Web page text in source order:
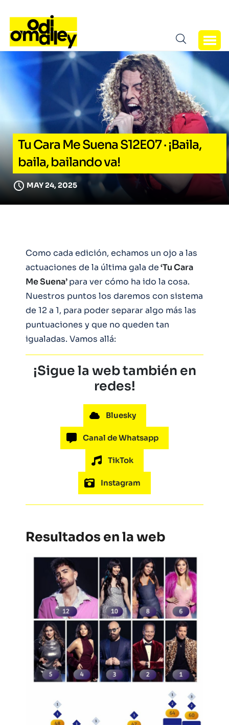
Tu Cara Me Suena S12E07 · ¡Baila,
baila, bailando va!
MAY 24, 2025
Como cada edición, echamos un ojo a las
actuaciones de la última gala de‘Tu Cara
Me Suena’para ver cómo ha ido la cosa.
Nuestros puntos los daremos con sistema
de 12 a 1, para poder separar algo más las
puntuaciones y que no queden tan
igualadas. Vamos allá:
¡Sigue la web también en
redes!
Bluesky
Canal de Whatsapp
TikTok
Instagram
Resultados en la web